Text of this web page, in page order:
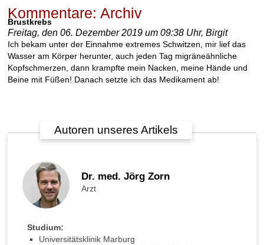
Kommentare: Archiv
Brustkrebs
Freitag, den 06. Dezember 2019 um 09:38 Uhr, Birgit
Ich bekam unter der Einnahme extremes Schwitzen, mir lief das
Wasser am Körper herunter, auch jeden Tag migräneähnliche
Kopfschmerzen, dann krampfte mein Nacken, meine Hände und
Beine mit Füßen! Danach setzte ich das Medikament ab!
Autoren unseres Artikels
Dr. med. Jörg Zorn
Arzt
Studium:
Universitätsklinik Marburg